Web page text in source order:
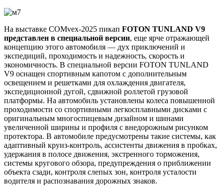
На выставке COMvex-2025 пикап FOTON TUNLAND V9
представлен в специальной версии, еще ярче отражающей
концепцию этого автомобиля — дух приключений и
экспедиций, проходимость и надежность, скорость и
экономичность. В специальной версии FOTON TUNLAND
V9 оснащен спортивным капотом с дополнительным
освещением и решетками для охлаждения двигателя,
экспедиционной дугой, сдвижной роллетой грузовой
платформы. На автомобиль установлены колеса повышенной
проходимости со спортивными легкосплавными дисками с
оригинальным многоспицевым дизайном и шинами
увеличенной ширины и профиля с внедорожным рисунком
протектора. В автомобиле предусмотрены такие системы, как
адаптивный круиз-контроль, ассистенты движения в пробках,
удержания в полосе движения, экстренного торможения,
системы кругового обзора, предупреждения о приближении
объекта сзади, контроля слепых зон, контроля усталости
водителя и распознавания дорожных знаков.